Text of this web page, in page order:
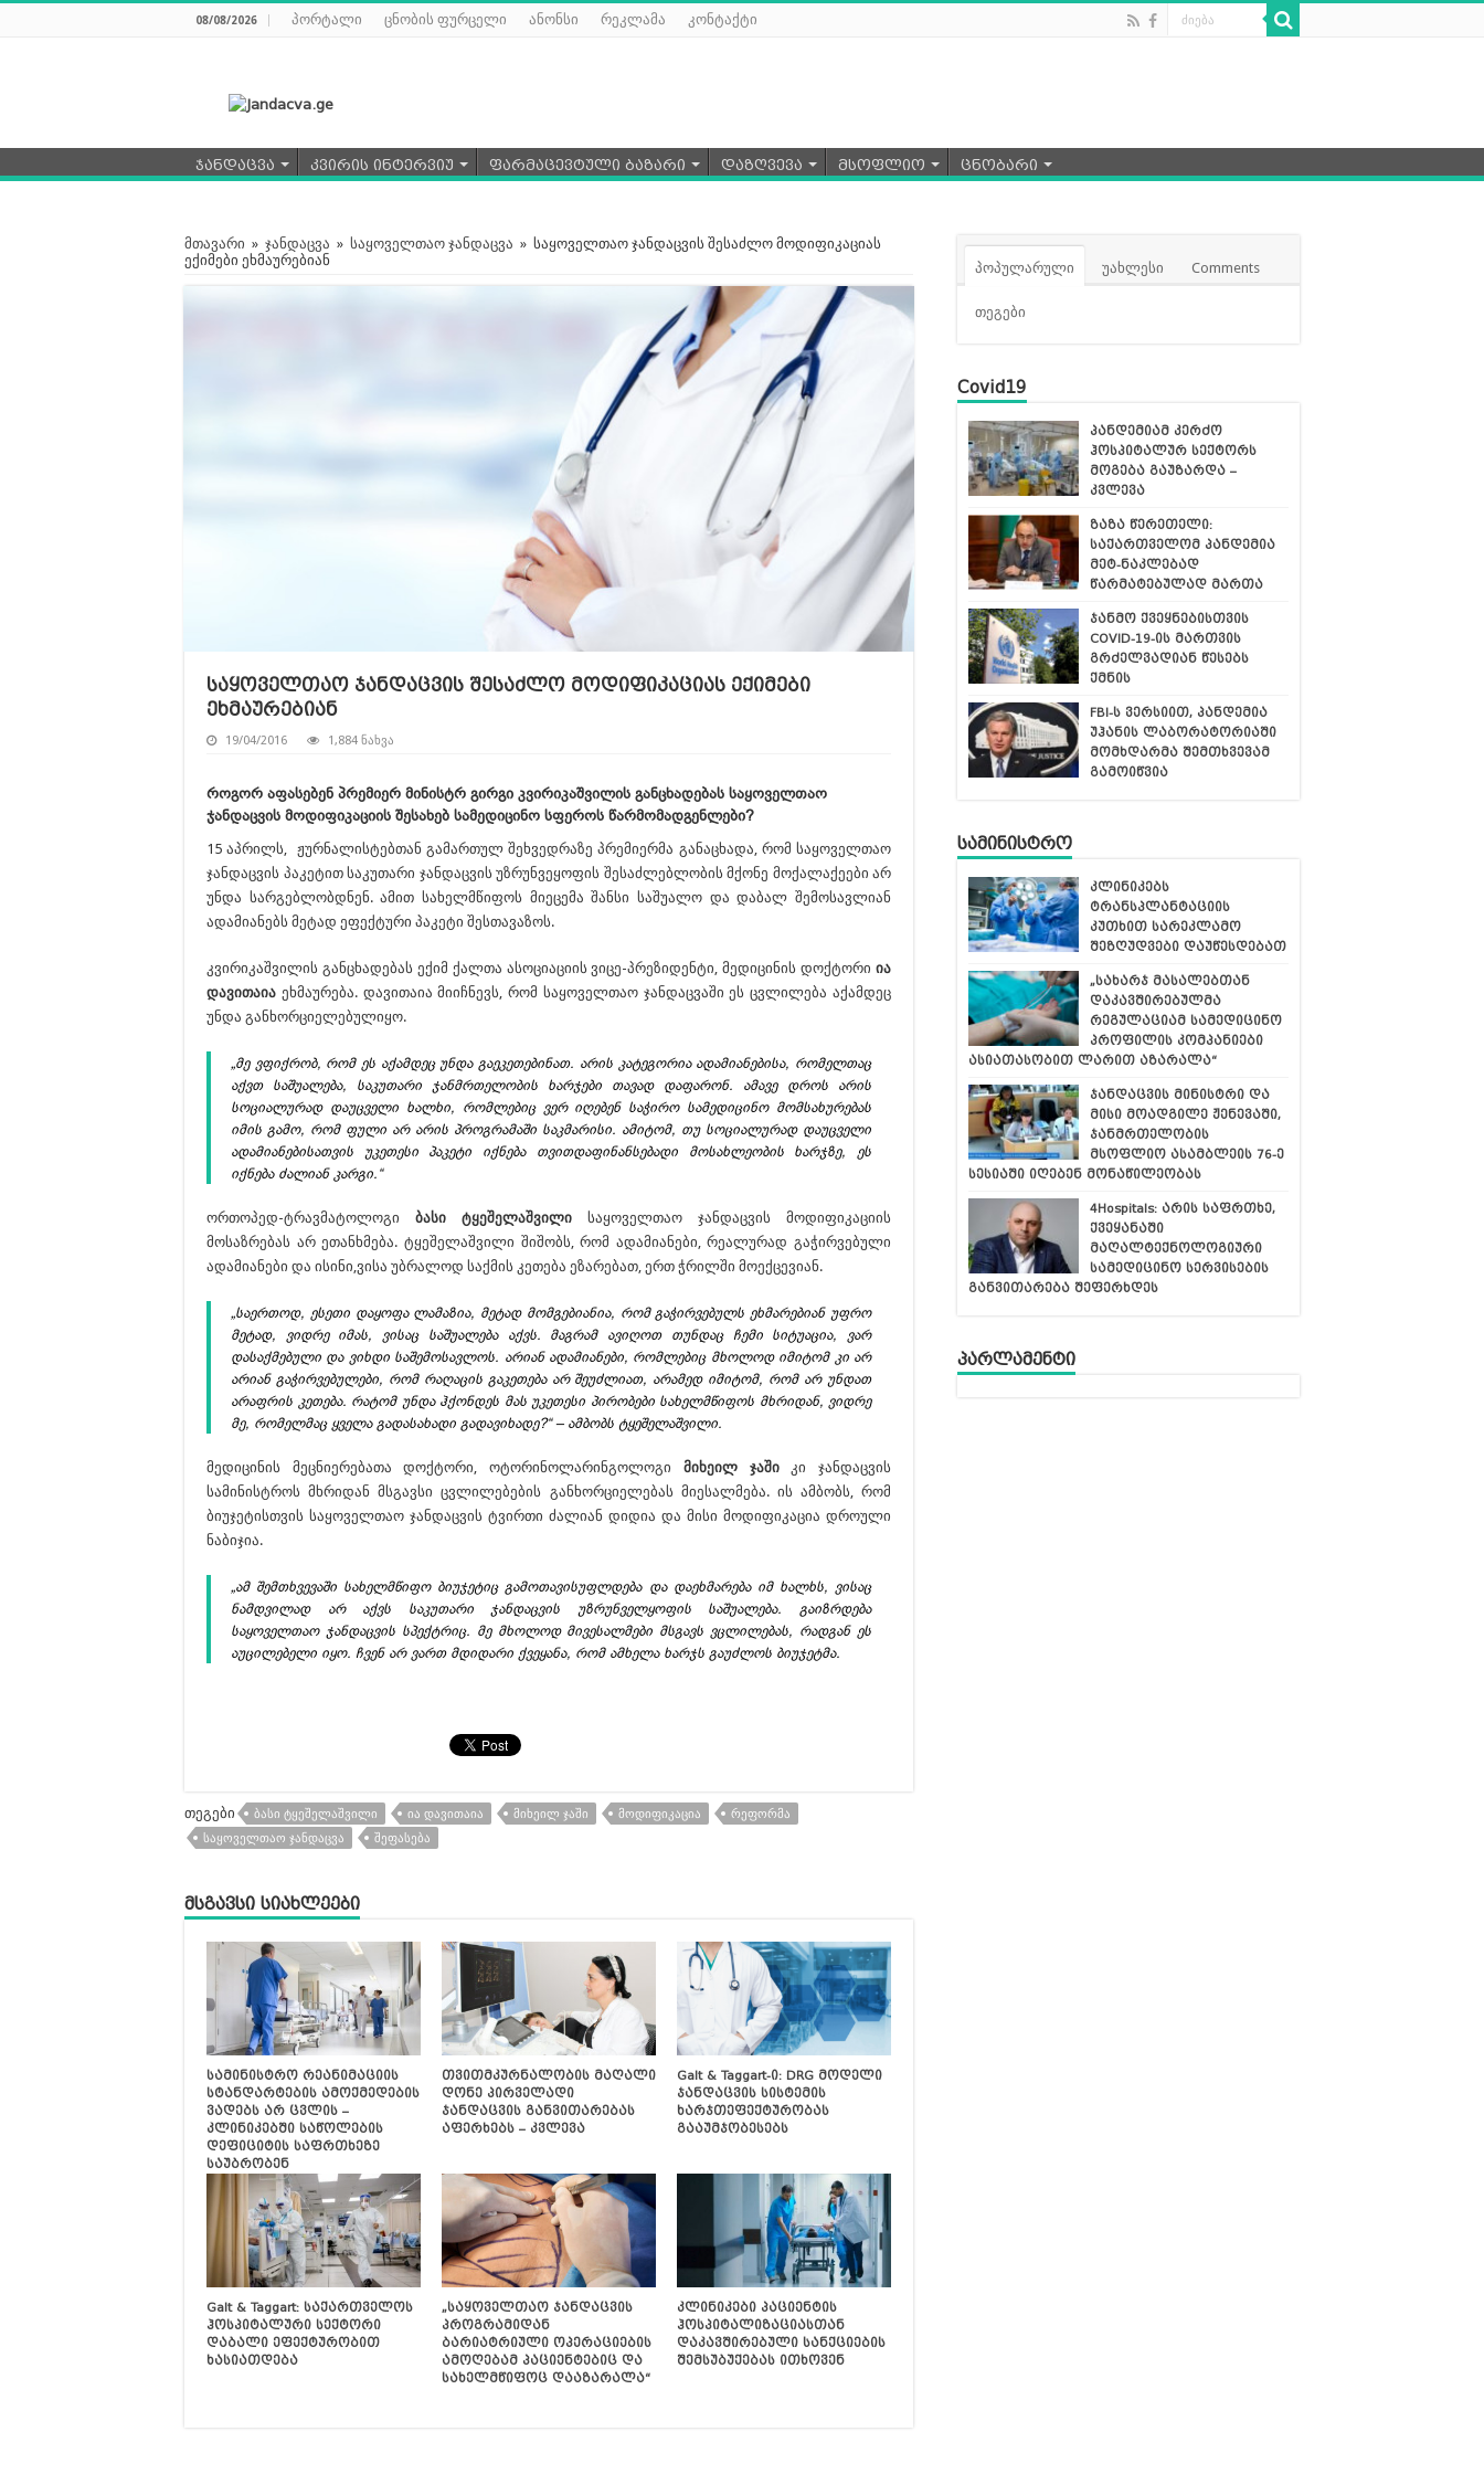
08/08/2026 პორტალი ცნობის ფურცელი ანონსი რეკლამა კონტაქტი
ჯანდაცვა კვირის ინტერვიუ ფარმაცევტული ბაზარი დაზღვევა მსოფლიო ცნობარი
მთავარი » ჯანდაცვა » საყოველთაო ჯანდაცვა » საყოველთაო ჯანდაცვის შესაძლო მოდიფიკაციას
ექიმები ეხმაურებიან
საყოველთაო ჯანდაცვის შესაძლო მოდიფიკაციას ექიმები
ეხმაურებიან
19/04/2016 1,884 ნახვა
როგორ აფასებენ პრემიერ მინისტრ გირგი კვირიკაშვილის განცხადებას საყოველთაო
ჯანდაცვის მოდიფიკაციის შესახებ სამედიცინო სფეროს წარმომადგენლები?
15 აპრილს, ჟურნალისტებთან გამართულ შეხვედრაზე პრემიერმა განაცხადა, რომ საყოველთაო
ჯანდაცვის პაკეტით საკუთარი ჯანდაცვის უზრუნვეყოფის შესაძლებლობის მქონე მოქალაქეები არ
უნდა სარგებლობდნენ. ამით სახელმწიფოს მიეცემა შანსი საშუალო და დაბალ შემოსავლიან
ადამიანებს მეტად ეფექტური პაკეტი შესთავაზოს.
კვირიკაშვილის განცხადებას ექიმ ქალთა ასოციაციის ვიცე-პრეზიდენტი, მედიცინის დოქტორი ია
დავითაია ეხმაურება. დავითაია მიიჩნევს, რომ საყოველთაო ჯანდაცვაში ეს ცვლილება აქამდეც
უნდა განხორციელებულიყო.
„მე ვფიქრობ, რომ ეს აქამდეც უნდა გაეკეთებინათ. არის კატეგორია ადამიანებისა, რომელთაც
აქვთ საშუალება, საკუთარი ჯანმრთელობის ხარჯები თავად დაფარონ. ამავე დროს არის
სოციალურად დაუცველი ხალხი, რომლებიც ვერ იღებენ საჭირო სამედიცინო მომსახურებას
იმის გამო, რომ ფული არ არის პროგრამაში საკმარისი. ამიტომ, თუ სოციალურად დაუცველი
ადამიანებისათვის უკეთესი პაკეტი იქნება თვითდაფინანსებადი მოსახლეობის ხარჯზე, ეს
იქნება ძალიან კარგი.“
ორთოპედ-ტრავმატოლოგი ბასი ტყეშელაშვილი საყოველთაო ჯანდაცვის მოდიფიკაციის
მოსაზრებას არ ეთანხმება. ტყეშელაშვილი შიშობს, რომ ადამიანები, რეალურად გაჭირვებული
ადამიანები და ისინი,ვისა უბრალოდ საქმის კეთება ეზარებათ, ერთ ჭრილში მოექცევიან.
„საერთოდ, ესეთი დაყოფა ლამაზია, მეტად მომგებიანია, რომ გაჭირვებულს ეხმარებიან უფრო
მეტად, ვიდრე იმას, ვისაც საშუალება აქვს. მაგრამ ავიღოთ თუნდაც ჩემი სიტუაცია, ვარ
დასაქმებული და ვიხდი საშემოსავლოს. არიან ადამიანები, რომლებიც მხოლოდ იმიტომ კი არ
არიან გაჭირვებულები, რომ რაღაცის გაკეთება არ შეუძლიათ, არამედ იმიტომ, რომ არ უნდათ
არაფრის კეთება. რატომ უნდა ჰქონდეს მას უკეთესი პირობები სახელმწიფოს მხრიდან, ვიდრე
მე, რომელმაც ყველა გადასახადი გადავიხადე?“ – ამბობს ტყეშელაშვილი.
მედიცინის მეცნიერებათა დოქტორი, ოტორინოლარინგოლოგი მიხეილ ჯაშიკი ჯანდაცვის
სამინისტროს მხრიდან მსგავსი ცვლილებების განხორციელებას მიესალმება. ის ამბობს, რომ
ბიუჯეტისთვის საყოველთაო ჯანდაცვის ტვირთი ძალიან დიდია და მისი მოდიფიკაცია დროული
ნაბიჯია.
„ამ შემთხვევაში სახელმწიფო ბიუჯეტიც გამოთავისუფლდება და დაეხმარება იმ ხალხს, ვისაც
ნამდვილად არ აქვს საკუთარი ჯანდაცვის უზრუნველყოფის საშუალება. გაიზრდება
საყოველთაო ჯანდაცვის სპექტრიც. მე მხოლოდ მივესალმები მსგავს ვცლილებას, რადგან ეს
აუცილებელი იყო. ჩვენ არ ვართ მდიდარი ქვეყანა, რომ ამხელა ხარჯს გაუძლოს ბიუჯეტმა.
თეგები ᲑᲐᲡᲘ ᲢᲧᲔᲨᲔᲚᲐᲨᲕᲘᲚᲘ ᲘᲐ ᲓᲐᲕᲘᲗᲐᲘᲐ ᲛᲘᲮᲔᲘᲚ ᲯᲐᲨᲘ ᲛᲝᲓᲘᲤᲘᲙᲐᲪᲘᲐ
ᲠᲔᲤᲝᲠᲛᲐ
ᲡᲐᲧᲝᲕᲔᲚᲗᲐᲝ ᲯᲐᲜᲓᲐᲪᲕᲐ
ᲨᲔᲤᲐᲡᲔᲑᲐ
მსგავსი სიახლეები
სამინისტრო რეანიმაციის
სტანდარტების ამოქმედების
ვადებს არ ცვლის –
კლინიკებში საწოლების
დეფიციტის საფრთხეზე
საუბრობენ
თვითმკურნალობის მაღალი
დონე პირველადი
ჯანდაცვის განვითარებას
აფერხებს – კვლევა
Galt & Taggart-ი: DRG მოდელი
ჯანდაცვის სისტემის
ხარჯთეფექტურობას
გააუმჯობესებს
Galt & Taggart: საქართველოს
ჰოსპიტალური სექტორი
დაბალი ეფექტურობით
ხასიათდება
„საყოველთაო ჯანდაცვის
პროგრამიდან
ბარიატრიული ოპერაციების
ამოღებამ პაციენტებიც და
სახელმწიფოც დააზარალა“
კლინიკები პაციენტის
ჰოსპიტალიზაციასთან
დაკავშირებული სანქციების
შემსუბუქებას ითხოვენ
პოპულარული უახლესი Comments
თეგები
Covid19
პანდემიამ კერძო
ჰოსპიტალურ სექტორს
მოგება გაუზარდა –
კვლევა
ზაზა წერეთელი:
საქართველომ პანდემია
მეტ-ნაკლებად
წარმატებულად მართა
ჯანმო ქვეყნებისთვის
COVID-19-ის მართვის
გრძელვადიან წესებს
ქმნის
FBI-ს ვერსიით, პანდემია
უჰანის ლაბორატორიაში
მომხდარმა შემთხვევამ
გამოიწვია
სამინისტრო
კლინიკებს
ტრანსპლანტაციის
კუთხით სარეკლამო
შეზღუდვები დაუწესდებათ
„სახარჯ მასალებთან
დაკავშირებულმა
რეგულაციამ სამედიცინო
პროფილის კომპანიები
ასიათასობით ლარით აზარალა“
ჯანდაცვის მინისტრი და
მისი მოადგილე ჟენევაში,
ჯანმრთელობის
მსოფლიო ასამბლეის 76-ე
სესიაში იღებენ მონაწილეობას
4Hospitals: არის საფრთხე,
ქვეყანაში
მაღალტექნოლოგიური
სამედიცინო სერვისების
განვითარება შეფერხდეს
პარლამენტი